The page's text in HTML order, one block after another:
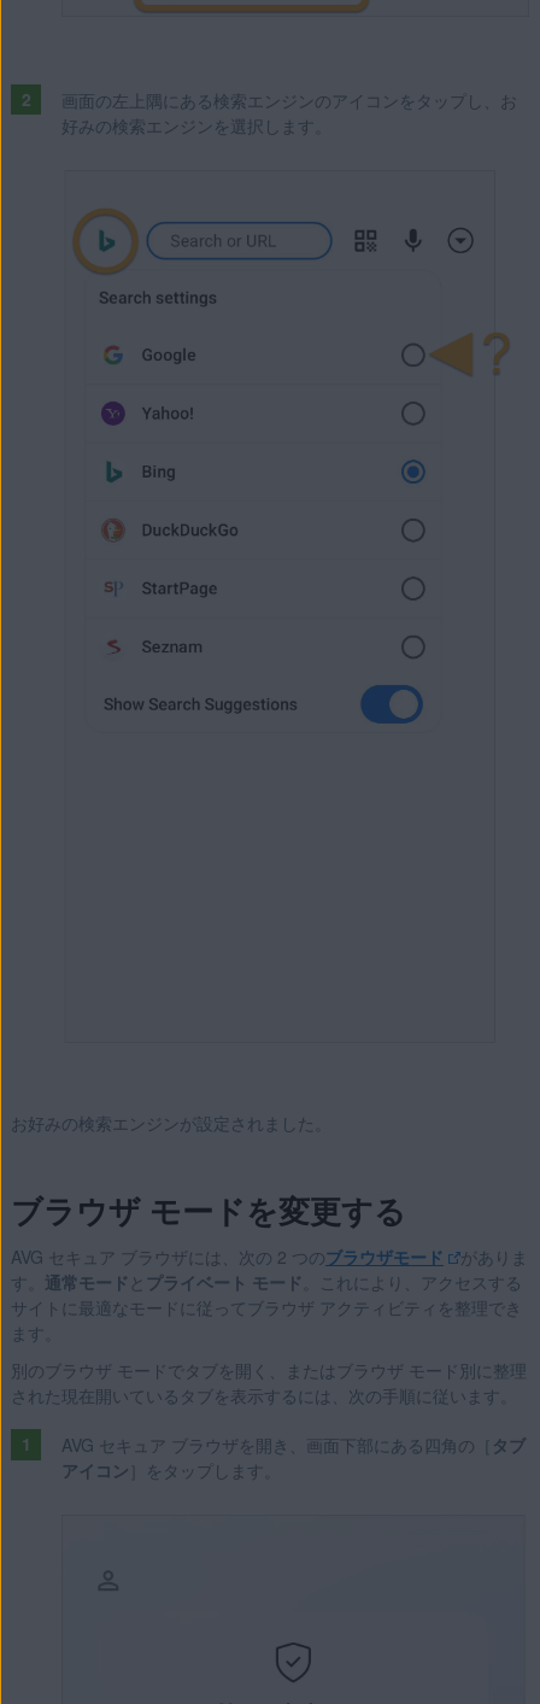
画面の左上隅にある検索エンジンのアイコンをタップし、お
好みの検索エンジンを選択します。
お好みの検索エンジンが設定されました。
ブラウザ モードを変更する
AVG セキュア ブラウザには、次の 2 つのブラウザモード
がありま
す。 通常モード と プライベート モード 。これにより、アクセスする
サイトに最適なモードに従ってブラウザ アクティビティを整理でき
ます。
別のブラウザ モードでタブを開く、またはブラウザ モード別に整理
された現在開いているタブを表示するには、次の手順に従います。
AVG セキュア ブラウザを開き、画面下部にある四角の［
タブ
アイコン ］をタップします。